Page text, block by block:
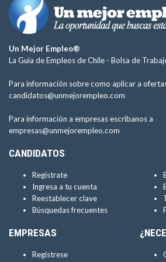
Un Mejor Empleo®
La Guía de Empleos de Chile - Bolsa de
Para información sobre como aplicar a
candidatos@unmejorempleo.com
Para información a empresas escríbanos a
empresas@unmejorempleo.com
CANDIDATOS
Regístrate
Ingresa a tu cuenta
Reestablecer clave
Búsquedas frecuentes
EMPRESAS
Regístrese